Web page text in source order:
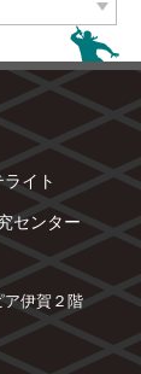
イト
センター
ア伊賀２階